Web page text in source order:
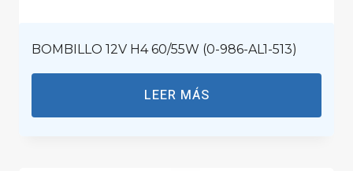
BOMBILLO 12V H4 60/55W (0-986-AL1-513)
LEER MÁS